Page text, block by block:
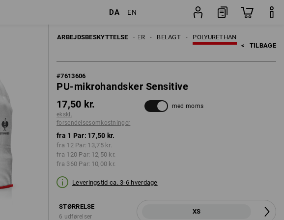
DA EN
ARBEJDSBESKYTTELSE POLYURETHAN
BELAGT
HANDSKER
< TILBAGE
#7613606
PU-mikrohandsker Sensitive
17,50 kr.
ekskl.
forsendelsesomkostninger
med moms
fra 1 Par: 17,50 kr.
fra 12 Par: 13,75 kr.
fra 120 Par: 12,50 kr.
fra 360 Par: 10,00 kr.
Leveringstid ca. 3-6 hverdage
STØRRELSE
6 udførelser
XS